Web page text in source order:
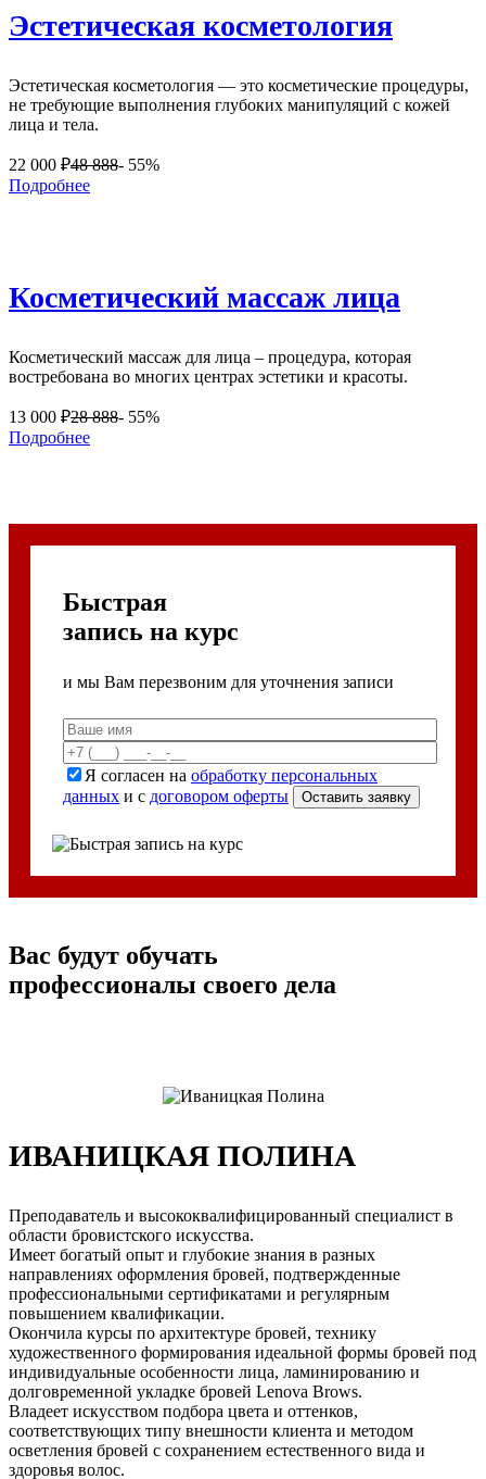
Эстетическая косметология
Эстетическая косметология — это косметические процедуры,
не требующие выполнения глубоких манипуляций с кожей
лица и тела.
22 000 ₽48 888- 55%
Подробнее
Косметический массаж лица
Косметический массаж для лица – процедура, которая
востребована во многих центрах эстетики и красоты.
13 000 ₽28 888- 55%
Подробнее
Быстрая
запись на курс
и мы Вам перезвоним для уточнения записи
Я согласен на обработку персональных
данных и с договором оферты
Вас будут обучать
профессионалы своего дела
ИВАНИЦКАЯ ПОЛИНА
Преподаватель и высококвалифицированный специалист в
области бровистского искусства.
Имеет богатый опыт и глубокие знания в разных
направлениях оформления бровей, подтвержденные
профессиональными сертификатами и регулярным
повышением квалификации.
Окончила курсы по архитектуре бровей, технику
художественного формирования идеальной формы бровей под
индивидуальные особенности лица, ламинированию и
долговременной укладке бровей Lenova Brows.
Владеет искусством подбора цвета и оттенков,
соответствующих типу внешности клиента и методом
осветления бровей с сохранением естественного вида и
здоровья волос.